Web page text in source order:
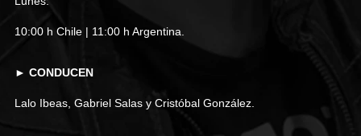
10:00 h Chile | 11:00 h Argentina.
► CONDUCEN
Lalo Ibeas, Gabriel Salas y Cristóbal González.